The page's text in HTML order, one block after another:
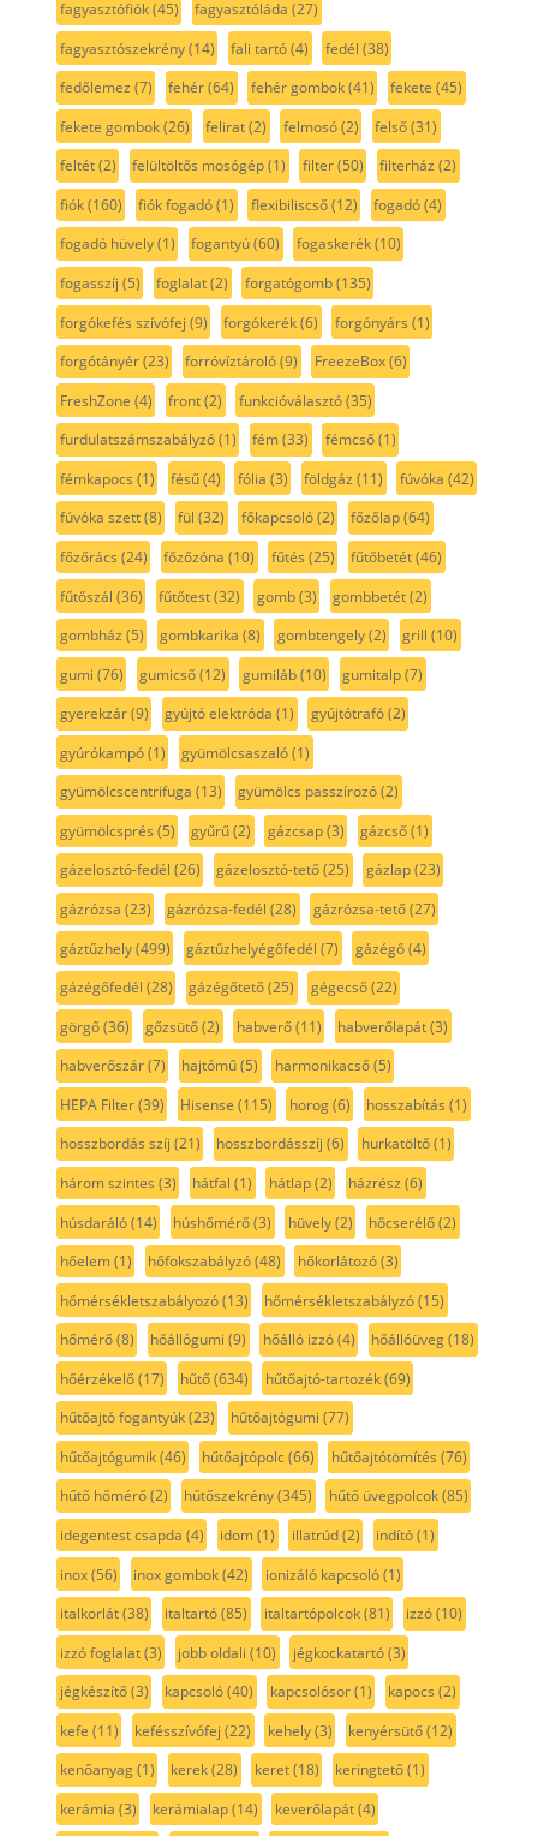
fagyasztófiók(45) fagyasztóláda (27)
fagyasztószekrény(14) fali tartó(4) fedél (38)
fedőlemez (7) fehér(64) fehér gombok(41) fekete (45)
fekete gombok(26) felirat(2) felmosó(2) felső(31)
feltét(2) felültöltős mosógép(1) filter(50) filterház (2)
fiók(160) fiók fogadó(1) flexibiliscső(12) fogadó(4)
fogadó hüvely(1) fogantyú(60) fogaskerék(10)
fogasszíj (5) foglalat(2) forgatógomb(135)
forgókefés szívófej (9) forgókerék(6) forgónyárs (1)
forgótányér(23) forróvíztároló(9) FreezeBox(6)
FreshZone (4) front(2) funkcióválasztó(35)
furdulatszámszabályzó(1) fém(33) fémcső(1)
fémkapocs (1) fésű(4) fólia (3) földgáz (11) fúvóka (42)
fúvóka szett(8) fül (32) főkapcsoló(2) főzőlap(64)
főzőrács (24) főzőzóna (10) fűtés (25) fűtőbetét(46)
fűtőszál (36) fűtőtest(32) gomb(3) gombbetét(2)
gombház (5) gombkarika (8) gombtengely(2) grill (10)
gumi (76) gumicső(12) gumiláb(10) gumitalp(7)
gyerekzár(9) gyújtó elektróda (1) gyújtótrafó(2)
gyúrókampó(1) gyümölcsaszaló(1)
gyümölcscentrifuga (13) gyümölcs passzírozó(2)
gyümölcsprés (5) gyűrű(2) gázcsap(3) gázcső(1)
gázelosztó-fedél (26) gázelosztó-tető(25) gázlap(23)
gázrózsa (23) gázrózsa-fedél (28) gázrózsa-tető(27)
gáztűzhely(499) gáztűzhelyégőfedél (7) gázégő(4)
gázégőfedél (28) gázégőtető(25) gégecső(22)
görgő(36) gőzsütő(2) habverő(11) habverőlapát(3)
habverőszár(7) hajtómű(5) harmonikacső(5)
HEPA Filter(39) Hisense (115) horog(6) hosszabítás (1)
hosszbordás szíj (21) hosszbordásszíj (6) hurkatöltő(1)
három szintes (3) hátfal (1) hátlap(2) házrész (6)
húsdaráló(14) húshőmérő(3) hüvely(2) hőcserélő(2)
hőelem(1) hőfokszabályzó(48) hőkorlátozó(3)
hőmérsékletszabályozó(13) hőmérsékletszabályzó(15)
hőmérő(8) hőállógumi (9) hőálló izzó(4) hőállóüveg(18)
hőérzékelő(17) hűtő(634) hűtőajtó-tartozék(69)
hűtőajtó fogantyúk(23) hűtőajtógumi (77)
hűtőajtógumik(46) hűtőajtópolc(66) hűtőajtótömítés (76)
hűtő hőmérő(2) hűtőszekrény(345) hűtő üvegpolcok(85)
idegentest csapda (4) idom(1) illatrúd(2) indító(1)
inox(56) inox gombok(42) ionizáló kapcsoló(1)
italkorlát(38) italtartó(85) italtartópolcok(81) izzó(10)
izzó foglalat(3) jobb oldali (10) jégkockatartó(3)
jégkészítő(3) kapcsoló(40) kapcsolósor(1) kapocs (2)
kefe (11) kefésszívófej (22) kehely(3) kenyérsütő(12)
kenőanyag(1) kerek(28) keret(18) keringtető(1)
kerámia (3) kerámialap(14) keverőlapát(4)